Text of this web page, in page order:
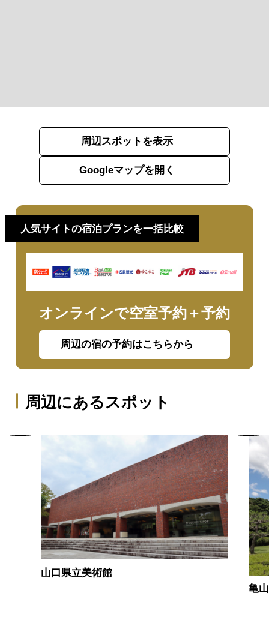
周辺スポットを表示
Googleマップを開く
人気サイトの宿泊プランを一括比較
オンラインで空室予約＋予約
周辺の宿の予約はこちらから
周辺にあるスポット
山口県立美術館
亀